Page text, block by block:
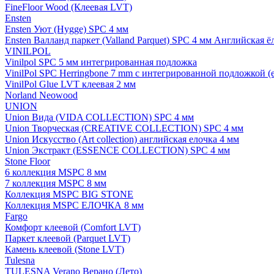
FineFloor Wood (Клеевая LVT)
Ensten
Ensten Уют (Hygge) SPC 4 мм
Ensten Валланд паркет (Valland Parquet) SPC 4 мм Английская
VINILPOL
Vinilpol SPC 5 мм интегрированная подложка
VinilPol SPC Herringbone 7 mm с интегрированной подложкой
VinilPol Glue LVT клеевая 2 мм
Norland Neowood
UNION
Union Вида (VIDA COLLECTION) SPC 4 мм
Union Творческая (CREATIVE COLLECTION) SPC 4 мм
Union Искусство (Art collection) английская елочка 4 мм
Union Экстракт (ESSENCE COLLECTION) SPC 4 мм
Stone Floor
6 коллекция MSPC 8 мм
7 коллекция MSPC 8 мм
Коллекция MSPC BIG STONE
Коллекция MSPC ЕЛОЧКА 8 мм
Fargo
Комфорт клеевой (Comfort LVT)
Паркет клеевой (Parquet LVT)
Камень клеевой (Stone LVT)
Tulesna
TULESNA Verano Верано (Лето)